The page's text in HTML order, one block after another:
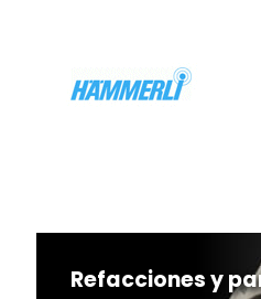
Refacciones y